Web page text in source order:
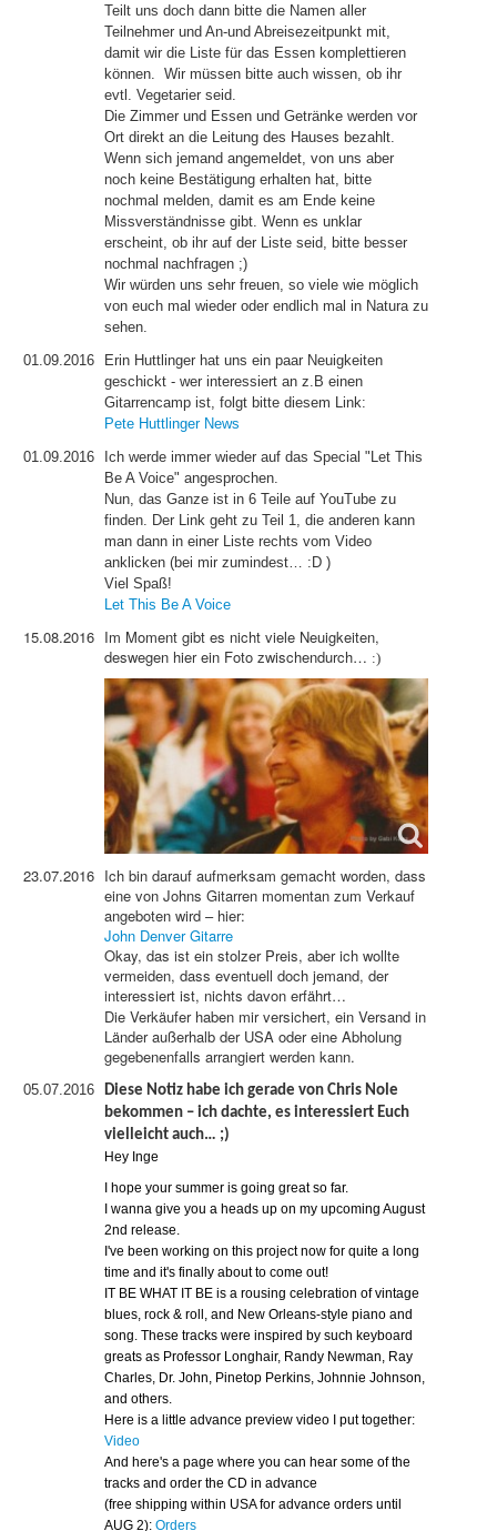
Teilt uns doch dann bitte die Namen aller
Teilnehmer und An-und Abreisezeitpunkt mit,
damit wir die Liste für das Essen komplettieren
können. Wir müssen bitte auch wissen, ob ihr
evtl. Vegetarier seid.
Die Zimmer und Essen und Getränke werden vor
Ort direkt an die Leitung des Hauses bezahlt.
Wenn sich jemand angemeldet, von uns aber
noch keine Bestätigung erhalten hat, bitte
nochmal melden, damit es am Ende keine
Missverständnisse gibt. Wenn es unklar
erscheint, ob ihr auf der Liste seid, bitte besser
nochmal nachfragen ;)
Wir würden uns sehr freuen, so viele wie möglich
von euch mal wieder oder endlich mal in Natura zu
sehen.
01.09.2016
Erin Huttlinger hat uns ein paar Neuigkeiten
geschickt - wer interessiert an z.B einen
Gitarrencamp ist, folgt bitte diesem Link:
Pete Huttlinger News
01.09.2016
Ich werde immer wieder auf das Special "Let This
Be A Voice" angesprochen.
Nun, das Ganze ist in 6 Teile auf YouTube zu
finden. Der Link geht zu Teil 1, die anderen kann
man dann in einer Liste rechts vom Video
anklicken (bei mir zumindest… :D )
Viel Spaß!
Let This Be A Voice
15.08.2016 Im Moment gibt es nicht viele Neuigkeiten,
deswegen hier ein Foto zwischendurch… :)
23.07.2016 Ich bin darauf aufmerksam gemacht worden, dass
eine von Johns Gitarren momentan zum Verkauf
angeboten wird – hier:
John Denver Gitarre
Okay, das ist ein stolzer Preis, aber ich wollte
vermeiden, dass eventuell doch jemand, der
interessiert ist, nichts davon erfährt…
Die Verkäufer haben mir versichert, ein Versand in
Länder außerhalb der USA oder eine Abholung
gegebenenfalls arrangiert werden kann.
05.07.2016 Diese Notiz habe ich gerade von Chris Nole
bekommen – ich dachte, es interessiert Euch
vielleicht auch… ;)
Hey Inge
I hope your summer is going great so far.
I wanna give you a heads up on my upcoming August
2nd release.
I've been working on this project now for quite a long
time and it's finally about to come out!
IT BE WHAT IT BE is a rousing celebration of vintage
blues, rock & roll, and New Orleans-style piano and
song. These tracks were inspired by such keyboard
greats as Professor Longhair, Randy Newman, Ray
Charles, Dr. John, Pinetop Perkins, Johnnie Johnson,
and others.
Here is a little advance preview video I put together:
Video
And here's a page where you can hear some of the
tracks and order the CD in advance
(free shipping within USA for advance orders until
AUG 2): Orders